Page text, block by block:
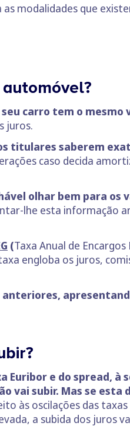
modalidades que
carro tem o mesmo
juros.
titulares saberem
caso decida
olhar bem para os
lhe esta informação
(Taxa Anual de
engloba os juros,
Euribor e do spread, à
vai subir. Mas se esta
às oscilações das
a subida dos juros